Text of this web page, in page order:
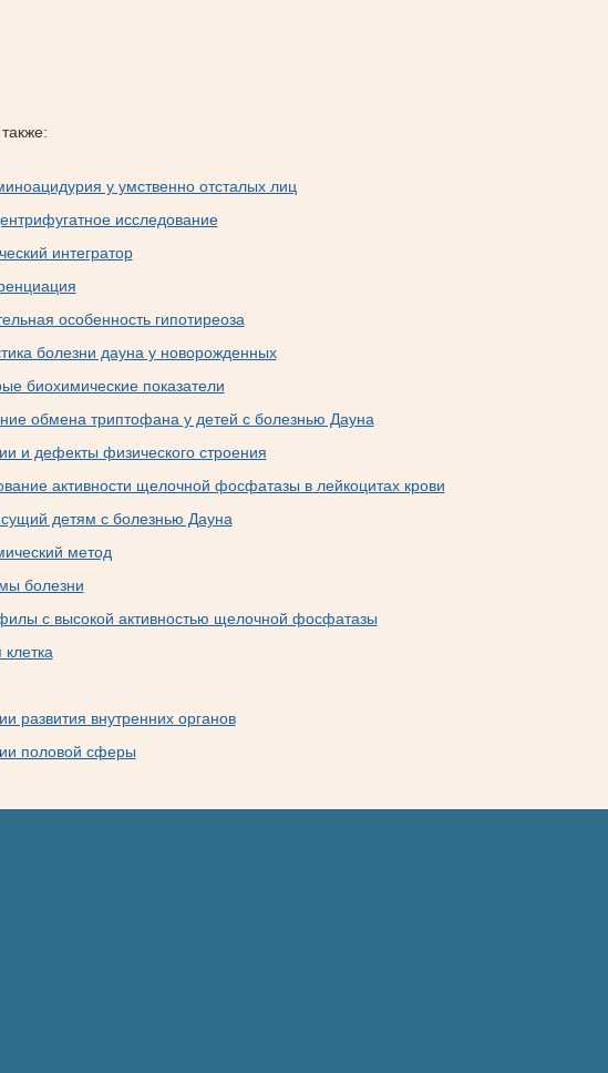
у умственно отсталых лиц
исследование
интегратор
особенность гипотиреоза
болезни дауна у новорожденных
биохимические показатели
обмена триптофана у детей с болезнью Дауна
и дефекты физического строения
активности щелочной фосфатазы в лейкоцитах крови
детям с болезнью Дауна
метод
болезни
с высокой активностью щелочной фосфатазы
клетка
развития внутренних органов
половой сферы